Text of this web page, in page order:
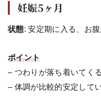
妊娠5ヶ月
状態: 安定期に入る、お
ポイント
– つわりが落ち着いてく
– 体調が比較的安定して